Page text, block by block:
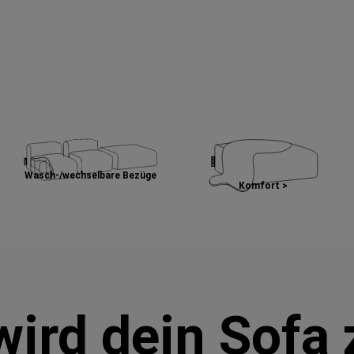
Wasch-/wechselbare Bezüge
Komfort >
dein Sofa